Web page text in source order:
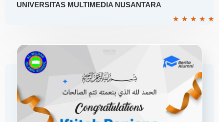
★ ★ ★ ★ ★
UNIVERSITAS MULTIMEDIA NUSANTARA